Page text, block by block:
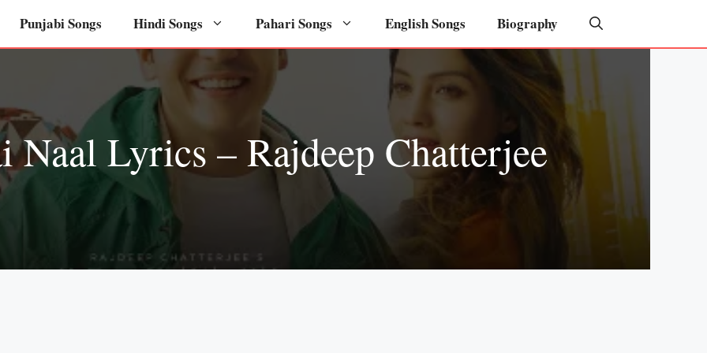
Punjabi Songs Hindi Songs Pahari Songs English Songs Biography
Naal Lyrics – Rajdeep Chatterjee